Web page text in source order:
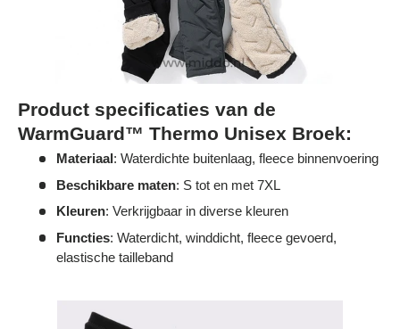
Product specificaties van de
WarmGuard™ Thermo Unisex Broek:
Materiaal: Waterdichte buitenlaag, fleece binnenvoering
Beschikbare maten: S tot en met 7XL
Kleuren: Verkrijgbaar in diverse kleuren
Functies: Waterdicht, winddicht, fleece gevoerd,
elastische tailleband